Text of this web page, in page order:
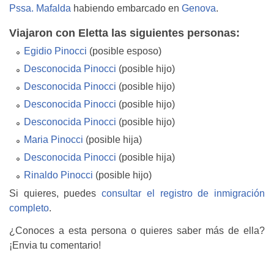
Pssa. Mafalda habiendo embarcado en Genova.
Viajaron con Eletta las siguientes personas:
Egidio Pinocci (posible esposo)
Desconocida Pinocci (posible hijo)
Desconocida Pinocci (posible hijo)
Desconocida Pinocci (posible hijo)
Desconocida Pinocci (posible hijo)
Maria Pinocci (posible hija)
Desconocida Pinocci (posible hija)
Rinaldo Pinocci (posible hijo)
Si quieres, puedesconsultar el registro de inmigración
completo.
¿Conoces a esta persona o quieres saber más de ella?
¡Envia tu comentario!